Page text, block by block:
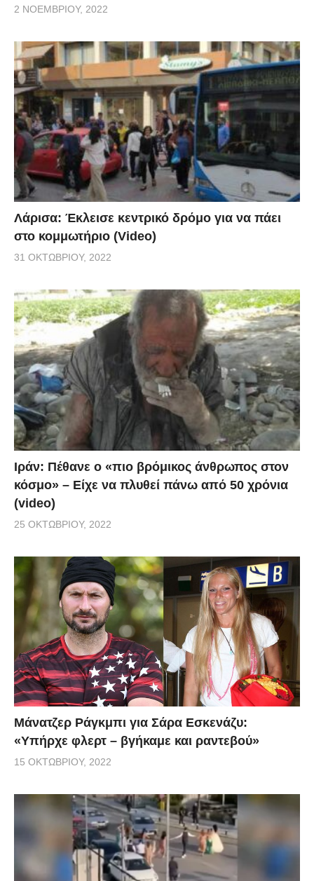
2 ΝΟΕΜΒΡΊΟΥ, 2022
Λάρισα: Έκλεισε κεντρικό δρόμο για να πάει
στο κομμωτήριο (Video)
31 ΟΚΤΩΒΡΊΟΥ, 2022
Ιράν: Πέθανε ο «πιο βρόμικος άνθρωπος στον
κόσμο» – Είχε να πλυθεί πάνω από 50 χρόνια
(video)
25 ΟΚΤΩΒΡΊΟΥ, 2022
Μάνατζερ Ράγκμπι για Σάρα Εσκενάζυ:
«Υπήρχε φλερτ – βγήκαμε και ραντεβού»
15 ΟΚΤΩΒΡΊΟΥ, 2022